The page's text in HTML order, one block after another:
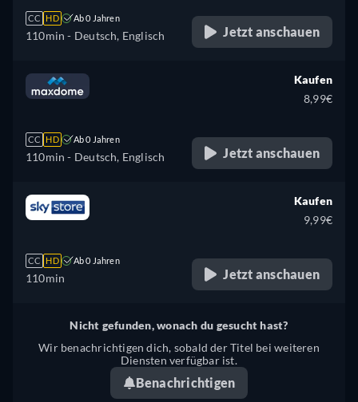
CC HD Ab 0 Jahren
110min - Deutsch, Englisch Jetzt anschauen
CC HD Ab 0 Jahren
110min - Deutsch, Englisch
Kaufen
8,99€
Jetzt anschauen
CC HD Ab 0 Jahren
110min
Kaufen
9,99€
Jetzt anschauen
Nicht gefunden, wonach du gesucht hast?
Wir benachrichtigen dich, sobald der Titel bei weiteren
Diensten verfügbar ist.
Benachrichtigen